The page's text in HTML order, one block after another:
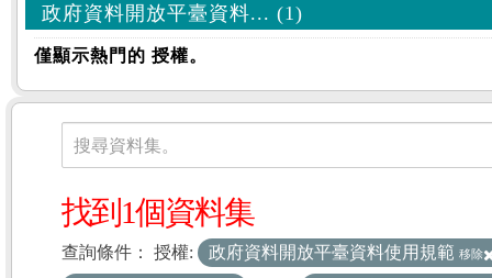
政府資料開放平臺資料... (1)
僅顯示熱門的 授權。
資料集
搜尋資料集。
找到1個資料集
查詢條件： 授權: 政府資料開放平臺資料使用規範 移除